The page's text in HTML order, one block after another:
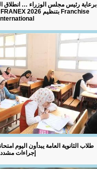
برعاية رئيس مجلس الوزراء …
طلاب الثانوية العامة يبدأون اليوم
إجراءات